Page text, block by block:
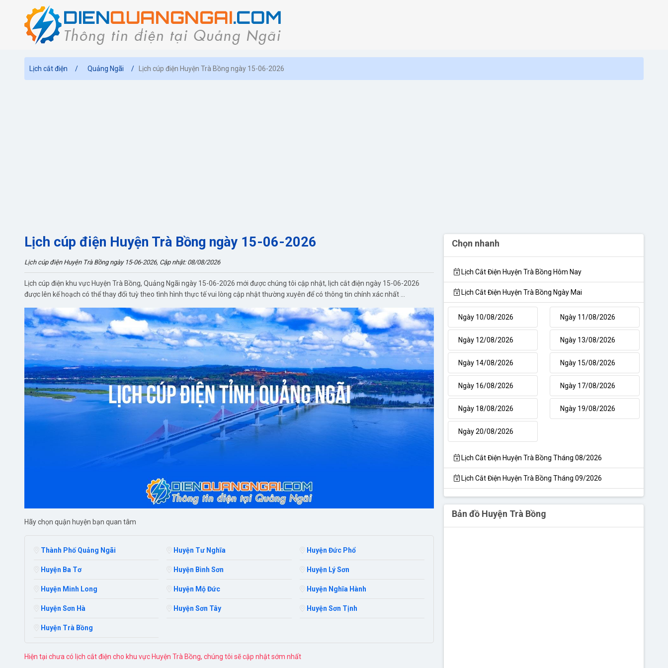
Lịch cắt điện Quảng Ngãi Lịch cúp điện Huyện Trà Bồng ngày 15-06-2026
Lịch cúp điện Huyện Trà Bồng ngày 15-06-2026
Lịch cúp điện Huyện Trà Bồng ngày 15-06-2026, Cập nhật: 08/08/2026
Lịch cúp điện khu vực Huyện Trà Bồng, Quảng Ngãi ngày 15-06-2026 mới được chúng tôi cập nhật, lịch cắt điện ngày 15-06-2026
được lên kế hoạch có thể thay đổi tuỳ theo tình hình thực tế vui lòng cập nhật thường xuyên để có thông tin chính xác nhất ...
Hãy chọn quận huyện bạn quan tâm
Thành Phố Quảng Ngãi Huyện Tư Nghĩa Huyện Đức Phổ
Huyện Ba Tơ Huyện Bình Sơn Huyện Lý Sơn
Huyện Minh Long Huyện Mộ Đức Huyện Nghĩa Hành
Huyện Sơn Hà Huyện Sơn Tây Huyện Sơn Tịnh
Huyện Trà Bồng
Hiện tại chưa có lịch cắt điện cho khu vực Huyện Trà Bồng, chúng tôi sẽ cập nhật sớm nhất
Chọn nhanh
Lịch Cắt Điện Huyện Trà Bồng Hôm Nay
Lịch Cắt Điện Huyện Trà Bồng Ngày Mai
Ngày 10/08/2026 Ngày 11/08/2026
Ngày 12/08/2026 Ngày 13/08/2026
Ngày 14/08/2026 Ngày 15/08/2026
Ngày 16/08/2026 Ngày 17/08/2026
Ngày 18/08/2026 Ngày 19/08/2026
Ngày 20/08/2026
Lịch Cắt Điện Huyện Trà Bồng Tháng 08/2026
Lịch Cắt Điện Huyện Trà Bồng Tháng 09/2026
Bản đồ Huyện Trà Bồng